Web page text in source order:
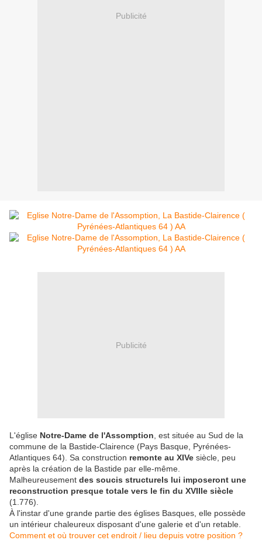
Publicité
Publicité
L'église Notre-Dame de l'Assomption , est située au Sud de la
commune de la Bastide-Clairence (Pays Basque, Pyrénées-
Atlantiques 64). Sa construction remonte au XIVe siècle, peu
après la création de la Bastide par elle-même.
Malheureusement des soucis structurels lui imposeront une
reconstruction presque totale vers le fin du XVIIIe siècle
(1.776).
À l'instar d'une grande partie des églises Basques, elle possède
un intérieur chaleureux disposant d'une galerie et d'un retable.
Comment et où trouver cet endroit / lieu depuis votre position ?